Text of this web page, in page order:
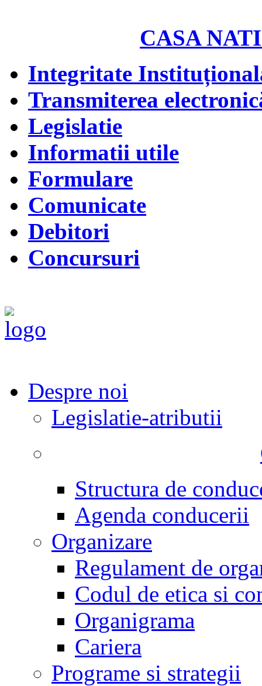
CASA
Integritate
Transmiterea
Legislatie
Informatii utile
Formulare
Comunicate
Debitori
Concursuri
Despre noi
Legislatie-atributii
Structura de
Agenda conducerii
Organizare
Regulament de
Codul de etica si
Organigrama
Cariera
Programe si strategii